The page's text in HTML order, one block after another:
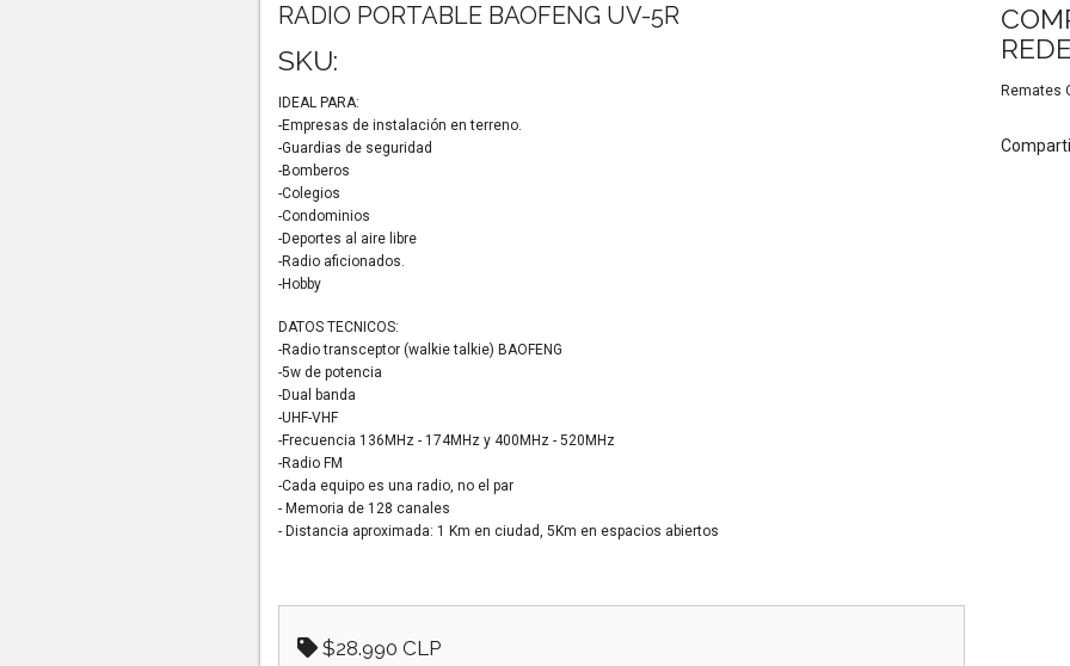
RADIO PORTABLE BAOFENG UV-5R
SKU:
IDEAL PARA:
-Empresas de instalación en terreno.
-Guardias de seguridad
-Bomberos
-Colegios
-Condominios
-Deportes al aire libre
-Radio aficionados.
-Hobby
DATOS TECNICOS:
-Radio transceptor (walkie talkie) BAOFENG
-5w de potencia
-Dual banda
-UHF-VHF
-Frecuencia 136MHz - 174MHz y 400MHz - 520MHz
-Radio FM
-Cada equipo es una radio, no el par
- Memoria de 128 canales
- Distancia aproximada: 1 Km en ciudad, 5Km en espacios abiertos
$28.990 CLP
Remates